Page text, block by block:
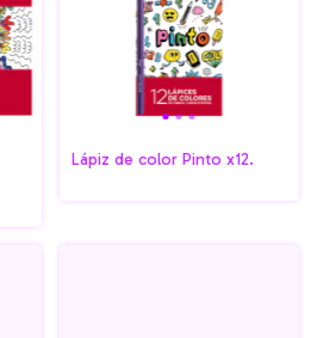
Lápiz de color Pinto x12.